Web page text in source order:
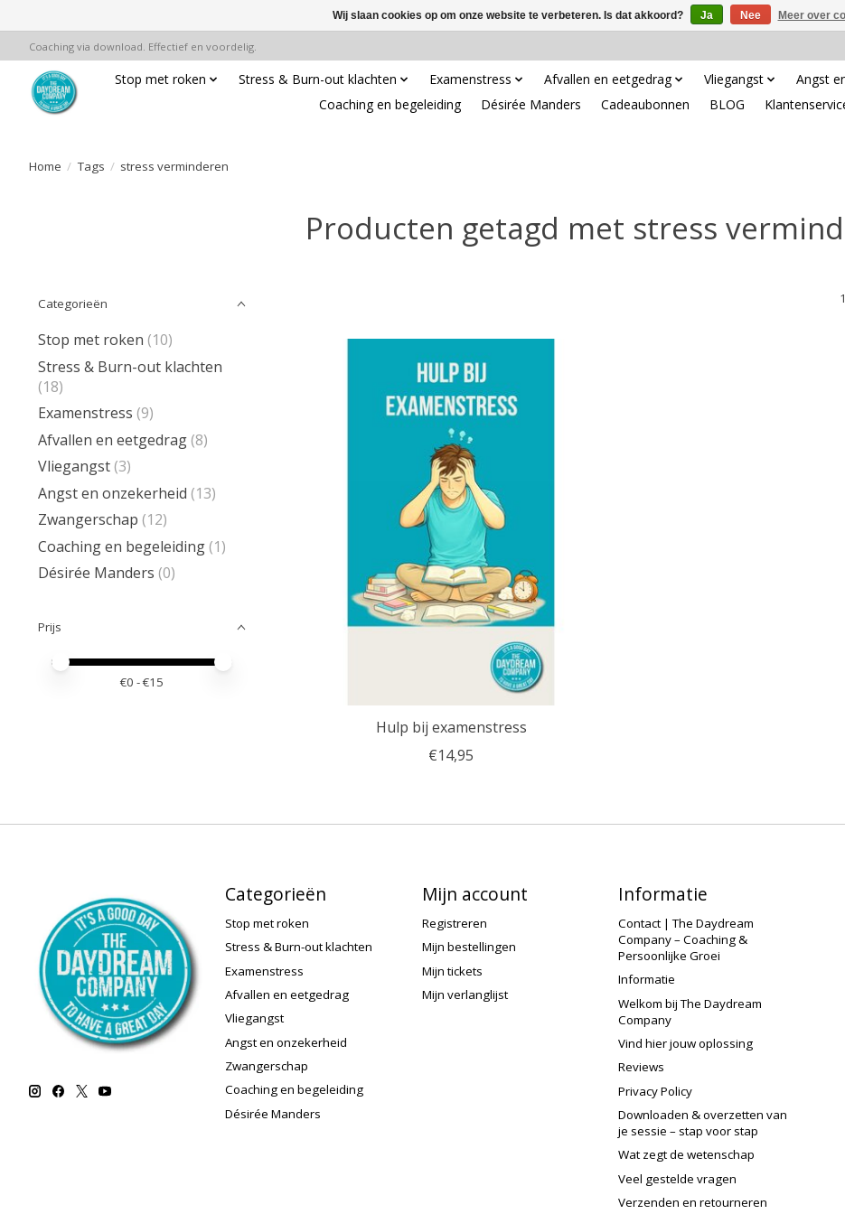
Coaching via download. Effectief en voordelig.
Stop met roken Stress & Burn-out klachten Examenstress Afvallen en eetgedrag Vliegangst Angst
Coaching en begeleiding
Désirée Manders Cadeaubonnen BLOG
Home / Tags / stress verminderen
Producten getagd met stress
Categorieën
Stop met roken (10)
Stress & Burn-out klachten
(18)
Examenstress (9)
Afvallen en eetgedrag(8)
Vliegangst(3)
Angst en onzekerheid (13)
Zwangerschap (12)
Coaching en begeleiding(1)
Désirée Manders (0)
Prijs
Minimale prijswaarde
Price maximum value
€0 - €15
Hulp bij examenstress
€14,95
Categorieën
Stop met roken
Stress & Burn-out klachten
Examenstress
Afvallen en eetgedrag
Vliegangst
Angst en onzekerheid
Zwangerschap
Coaching en begeleiding
Désirée Manders
Mijn account
Registreren
Mijn bestellingen
Mijn tickets
Mijn verlanglijst
Informatie
Contact | The Daydream
Company – Coaching &
Persoonlijke Groei
Informatie
Welkom bij The Daydream
Company
Vind hier jouw oplossing
Reviews
Privacy Policy
Downloaden & overzetten van
je sessie – stap voor stap
Wat zegt de wetenschap
Veel gestelde vragen
Verzenden en retourneren
Wij slaan cookies op om onze website te verbeteren. Is dat akkoord? Ja Nee Meer over